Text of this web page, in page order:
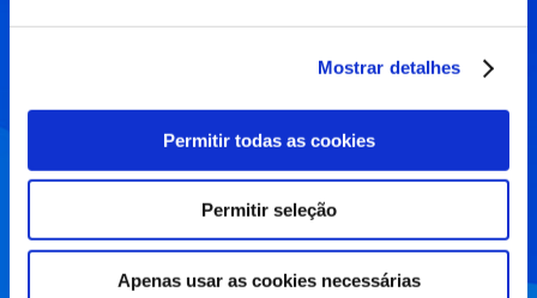
Mostrar detalhes
Permitir todas as cookies
Permitir seleção
Apenas usar as cookies necessárias
Email